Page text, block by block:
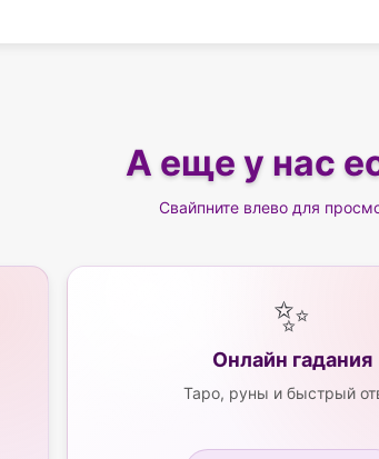
А еще у нас
Свайпните влево для
✨
Онлайн гадания
Таро, руны и быстрый